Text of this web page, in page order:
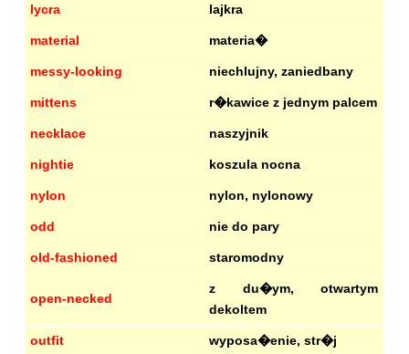
lycra lajkra
material materia�
messy-looking niechlujny, zaniedbany
mittens r�kawice z jednym palcem
necklace naszyjnik
nightie koszula nocna
nylon nylon, nylonowy
odd nie do pary
old-fashioned staromodny
open-necked
z du�ym, otwartym
dekoltem
outfit wyposa�enie, str�j